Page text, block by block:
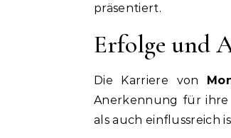
präsentiert.
Erfolge und
Die Karriere von
Anerkennung für ihre
als auch einflussreich